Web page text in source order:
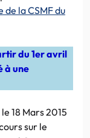
de la CSMF du
du 1er avril
à une
18 Mars 2015
sur le